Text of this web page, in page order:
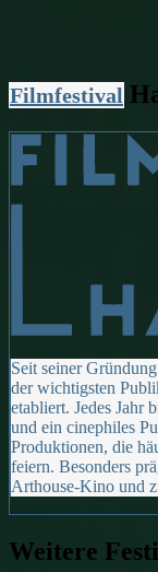
Filmfestival
Seit seiner
der wichtigsten
etabliert. Jedes Jahr
und ein cinephiles
Produktionen, die
feiern. Besonders
Arthouse-Kino und
Weitere